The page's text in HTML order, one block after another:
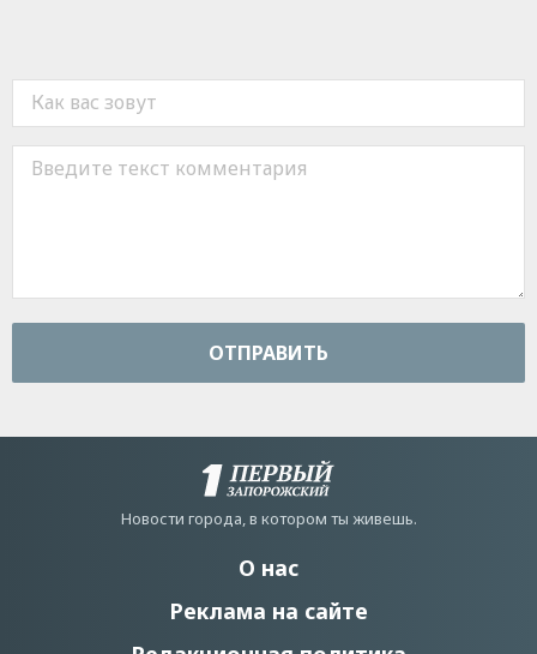
ОТПРАВИТЬ
Новости города, в котором ты живешь.
О нас
Реклама на сайте